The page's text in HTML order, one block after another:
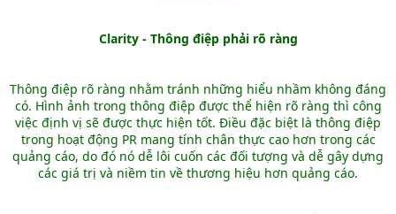
Clarity - Thông điệp phải rõ ràng
Thông điệp rõ ràng nhằm tránh những hiểu nhầm không đáng
có. Hình ảnh trong thông điệp được thể hiện rõ ràng thì công
việc định vị sẽ được thực hiện tốt. Điều đặc biệt là thông điệp
trong hoạt động PR mang tính chân thực cao hơn trong các
quảng cáo, do đó nó dễ lôi cuốn các đối tượng và dễ gây dựng
các giá trị và niềm tin về thương hiệu hơn quảng cáo.